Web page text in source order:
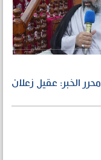
محرر الخبر: عقيل زعلان